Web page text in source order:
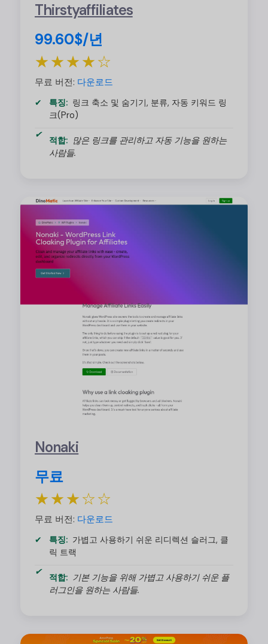
Thirstyaffiliates
99.60$/년
★★★★☆
무료 버전: 다운로드
특징: 링크 축소 및 숨기기, 분류, 자동 키워드 링
크(Pro)
적합: 많은 링크를 관리하고 자동 기능을 원하는
사람들.
Nonaki
무료
★★★☆☆
무료 버전: 다운로드
특징: 가볍고 사용하기 쉬운 리디렉션 슬러그, 클
릭 트랙
적합: 기본 기능을 위해 가볍고 사용하기 쉬운 플
러그인을 원하는 사람들.